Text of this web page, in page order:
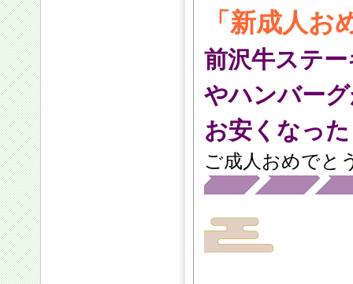
「新成人
前沢牛ステ
やハンバー
お安くなっ
ご成人おめでと